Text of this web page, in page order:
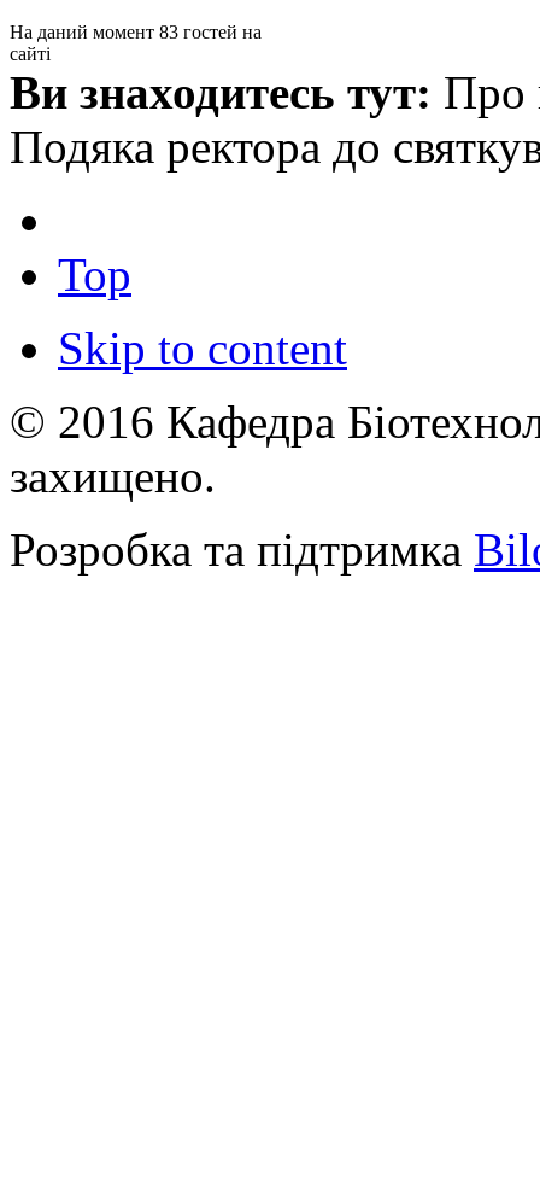
На даний момент 83 гостей на
сайті
Ви знаходитесь тут: Про
Подяка ректора до
Top
Skip to content
© 2016 Кафедра
захищено.
Розробка та підтримка